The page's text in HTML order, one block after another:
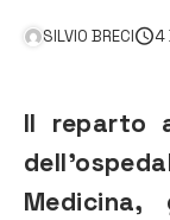
SILVIO BRECI 4
Il reparto
Medicina,